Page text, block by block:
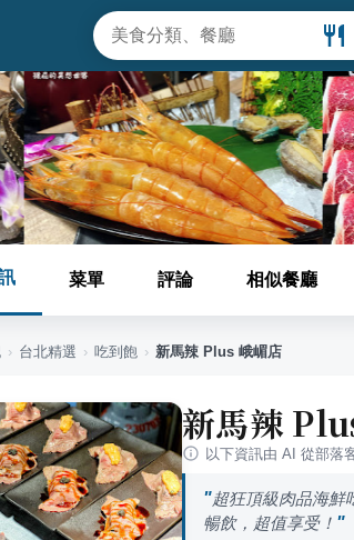
菜單 評論 相似餐廳
› 台北精選 › 吃到飽 › 新馬辣 Plus 峨嵋店
新馬辣
以下資訊由 AI 從部落
超狂頂級肉品海鮮
暢飲，超值享受！